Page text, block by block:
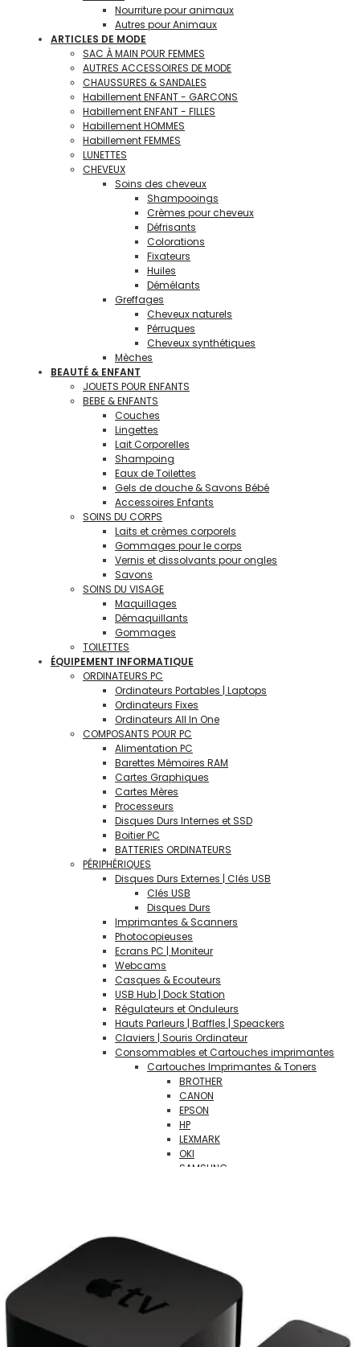
Nourriture pour animaux
Autres pour Animaux
ARTICLES DE MODE
SAC À MAIN POUR FEMMES
AUTRES ACCESSOIRES DE MODE
CHAUSSURES & SANDALES
Habillement ENFANT - GARCONS
Habillement ENFANT - FILLES
Habillement HOMMES
Habillement FEMMES
LUNETTES
CHEVEUX
Soins des cheveux
Shampooings
Crèmes pour cheveux
Défrisants
Colorations
Fixateurs
Huiles
Démélants
Greffages
Cheveux naturels
Pérruques
Cheveux synthétiques
Mèches
BEAUTÉ & ENFANT
JOUETS POUR ENFANTS
BEBE & ENFANTS
Couches
Lingettes
Lait Corporelles
Shampoing
Eaux de Toilettes
Gels de douche & Savons Bébé
Accessoires Enfants
SOINS DU CORPS
Laits et crèmes corporels
Gommages pour le corps
Vernis et dissolvants pour ongles
Savons
SOINS DU VISAGE
Maquillages
Démaquillants
Gommages
TOILETTES
ÉQUIPEMENT INFORMATIQUE
ORDINATEURS PC
Ordinateurs Portables | Laptops
Ordinateurs Fixes
Ordinateurs All In One
COMPOSANTS POUR PC
Alimentation PC
Barettes Mémoires RAM
Cartes Graphiques
Cartes Mères
Processeurs
Disques Durs Internes et SSD
Boitier PC
BATTERIES ORDINATEURS
PÉRIPHÉRIQUES
Disques Durs Externes | Clés USB
Clés USB
Disques Durs
Imprimantes & Scanners
Photocopieuses
Ecrans PC | Moniteur
Webcams
Casques & Ecouteurs
USB Hub | Dock Station
Régulateurs et Onduleurs
Hauts Parleurs | Baffles | Speackers
Claviers | Souris Ordinateur
Consommables et Cartouches imprimantes
Cartouches Imprimantes & Toners
BROTHER
CANON
EPSON
HP
LEXMARK
OKI
SAMSUNG
ARTICLES & FOURNITURES SCOLAIRES
CONNECTIQUE | ADAPTATEURS |CONNECTEURS
LOGICIELS
Suite Bureautique
Systèmes d' Exploitation OS
VIDÉOPROJECTEURS